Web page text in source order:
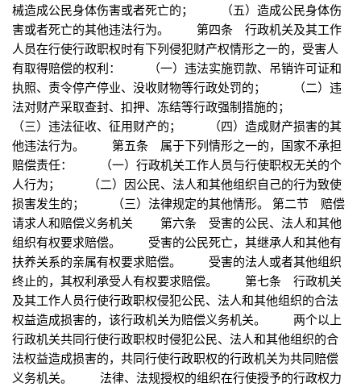
械造成公民身体伤害或者死亡的； （五）造成公民身体伤
害或者死亡的其他违法行为。 第四条 行政机关及其工作
人员在行使行政职权时有下列侵犯财产权情形之一的，受害人
有取得赔偿的权利： （一）违法实施罚款、吊销许可证和
执照、责令停产停业、没收财物等行政处罚的； （二）违
法对财产采取查封、扣押、冻结等行政强制措施的；
（三）违法征收、征用财产的； （四）造成财产损害的其
他违法行为。 第五条 属于下列情形之一的，国家不承担
赔偿责任： （一）行政机关工作人员与行使职权无关的个
人行为； （二）因公民、法人和其他组织自己的行为致使
损害发生的； （三）法律规定的其他情形。 第二节 赔偿
请求人和赔偿义务机关 第六条 受害的公民、法人和其他
组织有权要求赔偿。 受害的公民死亡，其继承人和其他有
扶养关系的亲属有权要求赔偿。 受害的法人或者其他组织
终止的，其权利承受人有权要求赔偿。 第七条 行政机关
及其工作人员行使行政职权侵犯公民、法人和其他组织的合法
权益造成损害的，该行政机关为赔偿义务机关。 两个以上
行政机关共同行使行政职权时侵犯公民、法人和其他组织的合
法权益造成损害的，共同行使行政职权的行政机关为共同赔偿
义务机关。 法律、法规授权的组织在行使授予的行政权力